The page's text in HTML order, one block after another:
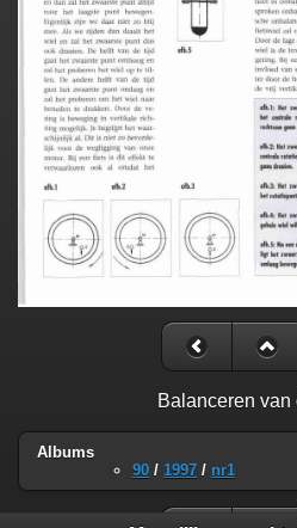
Balanceren van
Albums
90 / 1997 / nr1